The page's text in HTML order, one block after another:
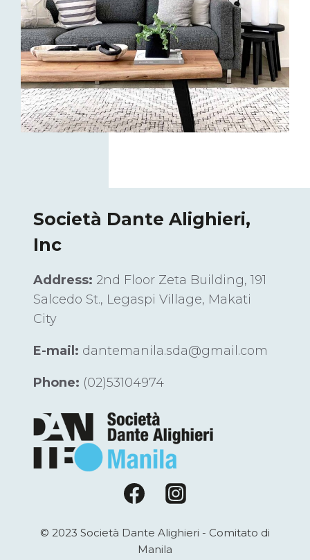
Società Dante Alighieri,
Inc
Address: 2nd Floor Zeta Building, 191
Salcedo St., Legaspi Village, Makati
City
E-mail: dantemanila.sda@gmail.com
Phone: (02)53104974
© 2023 Società Dante Alighieri - Comitato di
Manila